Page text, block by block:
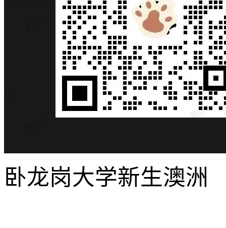
卧龙岗大学新生澳洲